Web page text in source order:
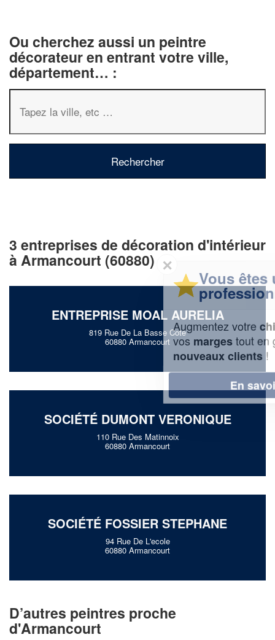
Ou cherchez aussi un peintre
décorateur en entrant votre ville,
département… :
3 entreprises de décoration d'intérieur
à Armancourt (60880)
ENTREPRISE MOAL AURELIA
819 Rue De La Basse Cote
60880 Armancourt
SOCIÉTÉ DUMONT VERONIQUE
110 Rue Des Matinnoix
60880 Armancourt
SOCIÉTÉ FOSSIER STEPHANE
94 Rue De L'ecole
60880 Armancourt
D’autres peintres proche
d'Armancourt
✕
Vous êtes un
professionnel ?
Augmentez votre chiffre d'affaireset
vosmargestout en gagnant de